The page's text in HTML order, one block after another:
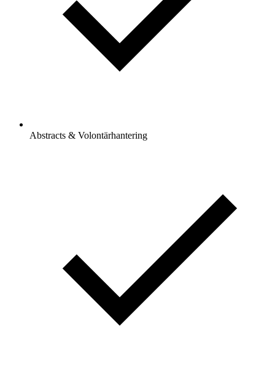
Abstracts & Volontärhantering